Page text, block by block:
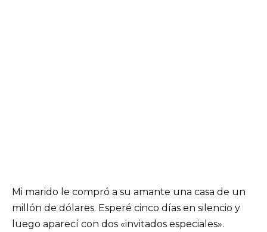
Mi marido le compró a su amante una casa de un
millón de dólares. Esperé cinco días en silencio y
luego aparecí con dos «invitados especiales».